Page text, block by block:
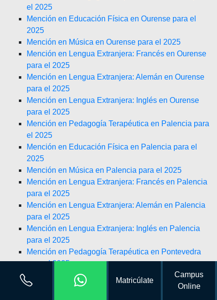
el 2025
Mención en Educación Física en Ourense para el
2025
Mención en Música en Ourense para el 2025
Mención en Lengua Extranjera: Francés en Ourense
para el 2025
Mención en Lengua Extranjera: Alemán en Ourense
para el 2025
Mención en Lengua Extranjera: Inglés en Ourense
para el 2025
Mención en Pedagogía Terapéutica en Palencia para
el 2025
Mención en Educación Física en Palencia para el
2025
Mención en Música en Palencia para el 2025
Mención en Lengua Extranjera: Francés en Palencia
para el 2025
Mención en Lengua Extranjera: Alemán en Palencia
para el 2025
Mención en Lengua Extranjera: Inglés en Palencia
para el 2025
Mención en Pedagogía Terapéutica en Pontevedra
para el 2025
Mención en Educación Física en Pontevedra para el
2025
Matricúlate
Campus
Online